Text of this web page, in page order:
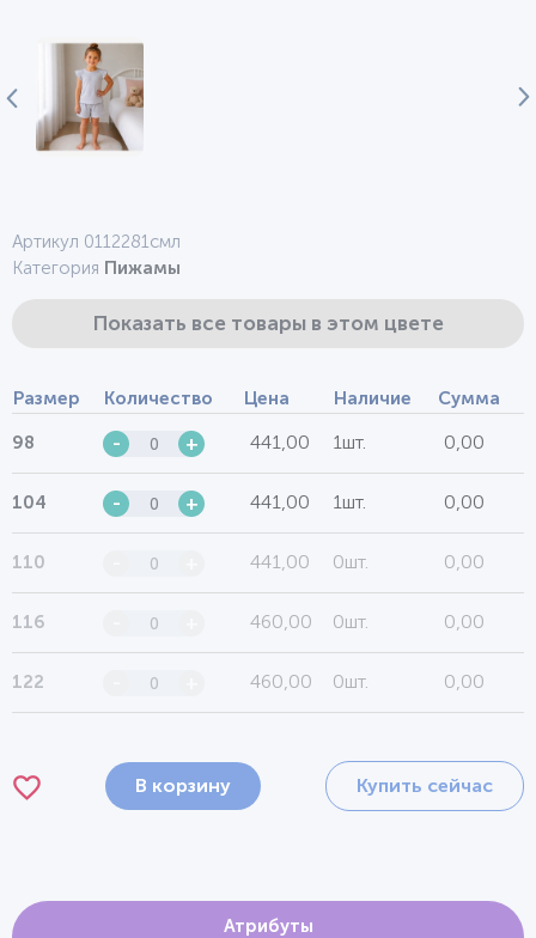
Артикул 0112281смл
Категория Пижамы
Показать все товары в этом цвете
Размер Количество Цена Наличие Сумма
98 - + 441,00 1шт. 0,00
104 - + 441,00 1шт. 0,00
110 441,00 0шт. 0,00
116 460,00 0шт. 0,00
122 460,00 0шт. 0,00
В корзину Купить сейчас
Атрибуты